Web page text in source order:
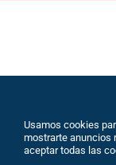
© 1999 –
Desarrollo:
Nosotros|
Usamos cookies
mostrarte anuncios
aceptar todas las